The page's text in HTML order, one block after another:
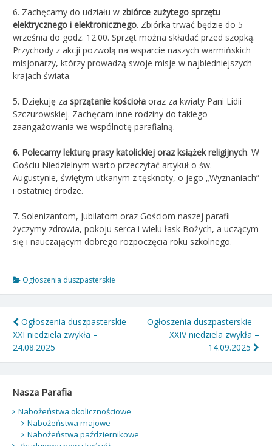
6. Zachęcamy do udziału w zbiórce zużytego sprzętu
elektrycznego i elektronicznego. Zbiórka trwać będzie do 5
września do godz. 12.00. Sprzęt można składać przed szopką.
Przychody z akcji pozwolą na wsparcie naszych warmińskich
misjonarzy, którzy prowadzą swoje misje w najbiedniejszych
krajach świata.
5. Dziękuję za sprzątanie kościoła oraz za kwiaty Pani Lidii
Szczurowskiej. Zachęcam inne rodziny do takiego
zaangażowania we wspólnotę parafialną.
6. Polecamy lekturę prasy katolickiej oraz książek religijnych. W
Gościu Niedzielnym warto przeczytać artykuł o św.
Augustynie, świętym utkanym z tęsknoty, o jego „Wyznaniach”
i ostatniej drodze.
7. Solenizantom, Jubilatom oraz Gościom naszej parafii
życzymy zdrowia, pokoju serca i wielu łask Bożych, a uczącym
się i nauczającym dobrego rozpoczęcia roku szkolnego.
Ogłoszenia duszpasterskie
Nawigacja
wpisu
Ogłoszenia duszpasterskie –
XXI niedziela zwykła –
24.08.2025
Ogłoszenia duszpasterskie –
XXIV niedziela zwykła –
14.09.2025
Nasza Parafia
Nabożeństwa okolicznościowe
Nabożeństwa majowe
Nabożeństwa październikowe